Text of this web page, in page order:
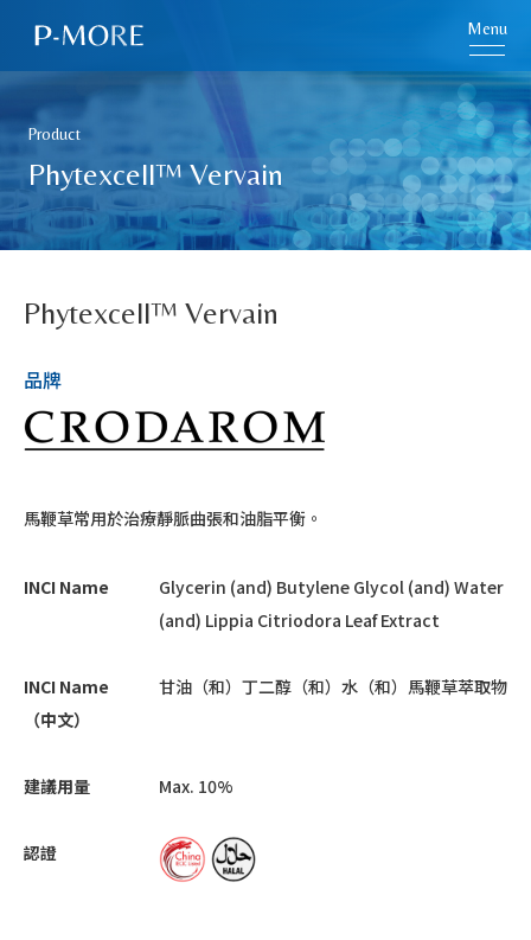
Menu
Product
Phytexcell™ Vervain
Phytexcell™ Vervain
品牌
馬鞭草常用於治療靜脈曲張和油脂平衡。
INCI Name
Glycerin (and) Butylene Glycol (and) Water
(and) Lippia Citriodora Leaf Extract
INCI Name
（中文）
甘油（和）丁二醇（和）水（和）馬鞭草萃取物
建議用量 Max. 10%
認證